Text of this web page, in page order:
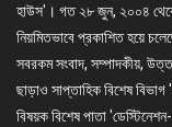
হাউস'। গত ২৮ জুন, ২০০৪ থেকে
নিয়মিতভাবে প্রকাশিত হয়ে
সবরকম সংবাদ, সম্পাদকীয়,
ছাড়াও সাপ্তাহিক বিশেষ বিভাগ
বিষয়ক বিশেষ পাতা